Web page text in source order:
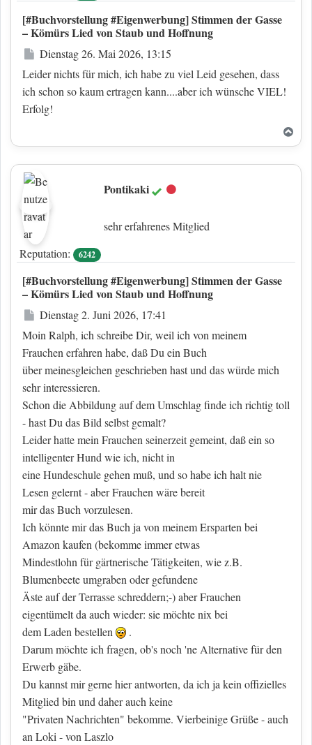
[#Buchvorstellung #Eigenwerbung] Stimmen der Gasse
– Kömürs Lied von Staub und Hoffnung
Beitrag
Dienstag 26. Mai 2026, 13:15
Leider nichts für mich, ich habe zu viel Leid gesehen, dass
ich schon so kaum ertragen kann....aber ich wünsche VIEL!
Erfolg!
Pontikaki Offline
sehr erfahrenes Mitglied
Reputation:
6242
[#Buchvorstellung #Eigenwerbung] Stimmen der Gasse
– Kömürs Lied von Staub und Hoffnung
Beitrag
Dienstag 2. Juni 2026, 17:41
Moin Ralph, ich schreibe Dir, weil ich von meinem
Frauchen erfahren habe, daß Du ein Buch
über meinesgleichen geschrieben hast und das würde mich
sehr interessieren.
Schon die Abbildung auf dem Umschlag finde ich richtig toll
- hast Du das Bild selbst gemalt?
Leider hatte mein Frauchen seinerzeit gemeint, daß ein so
intelligenter Hund wie ich, nicht in
eine Hundeschule gehen muß, und so habe ich halt nie
Lesen gelernt - aber Frauchen wäre bereit
mir das Buch vorzulesen.
Ich könnte mir das Buch ja von meinem Ersparten bei
Amazon kaufen (bekomme immer etwas
Mindestlohn für gärtnerische Tätigkeiten, wie z.B.
Blumenbeete umgraben oder gefundene
Äste auf der Terrasse schreddern;-) aber Frauchen
eigentümelt da auch wieder: sie möchte nix bei
dem Laden bestellen
.
Darum möchte ich fragen, ob's noch 'ne Alternative für den
Erwerb gäbe.
Du kannst mir gerne hier antworten, da ich ja kein offizielles
Mitglied bin und daher auch keine
"Privaten Nachrichten" bekomme. Vierbeinige Grüße - auch
an Loki - von Laszlo